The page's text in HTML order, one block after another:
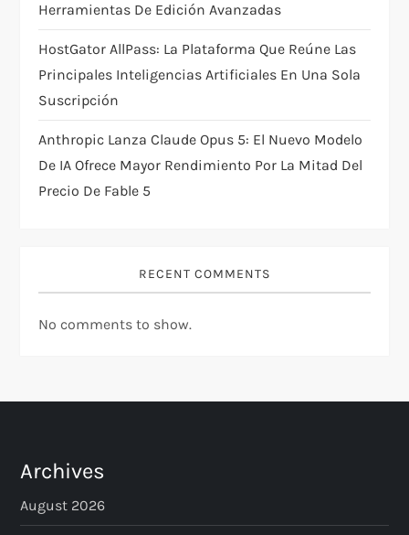
Herramientas De Edición Avanzadas
HostGator AllPass: La Plataforma Que Reúne Las
Principales Inteligencias Artificiales En Una Sola
Suscripción
Anthropic Lanza Claude Opus 5: El Nuevo Modelo
De IA Ofrece Mayor Rendimiento Por La Mitad Del
Precio De Fable 5
RECENT COMMENTS
No comments to show.
Archives
August 2026